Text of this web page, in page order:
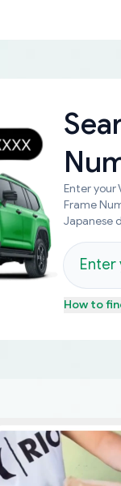
Enter your
Frame
Japanese
How to